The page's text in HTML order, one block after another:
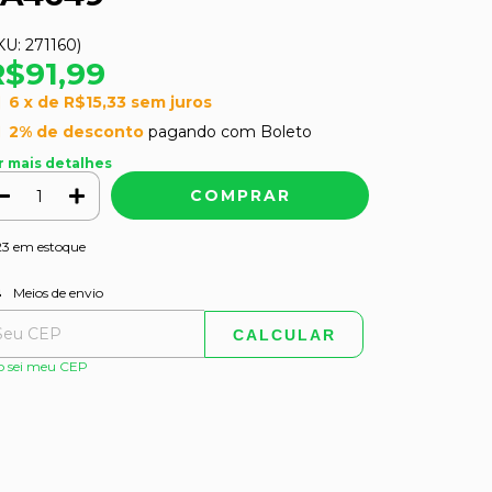
271160)
6 x de R$15,33 sem juros
2% de descontopagando com Boleto
mais detalhes
em estoque
para o CEP:
Meios de envio
CALCULAR
sei meu CEP